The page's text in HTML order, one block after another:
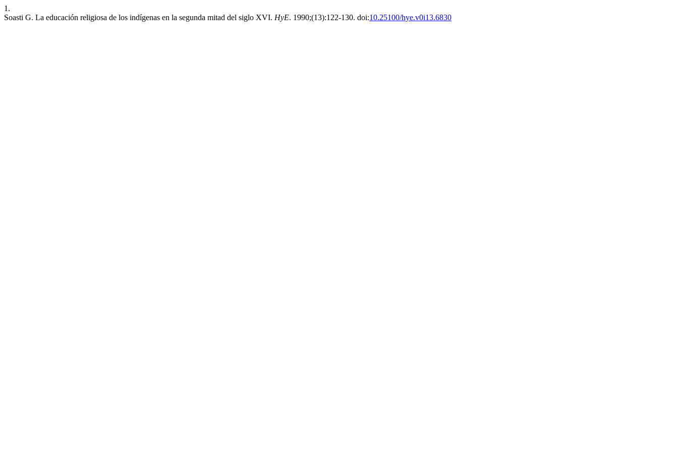
1.
Soasti G. La educación religiosa de los indígenas en la segunda mitad del siglo XVI. HyE. 1990;(13):122-130. doi:10.25100/hye.v0i13.6830